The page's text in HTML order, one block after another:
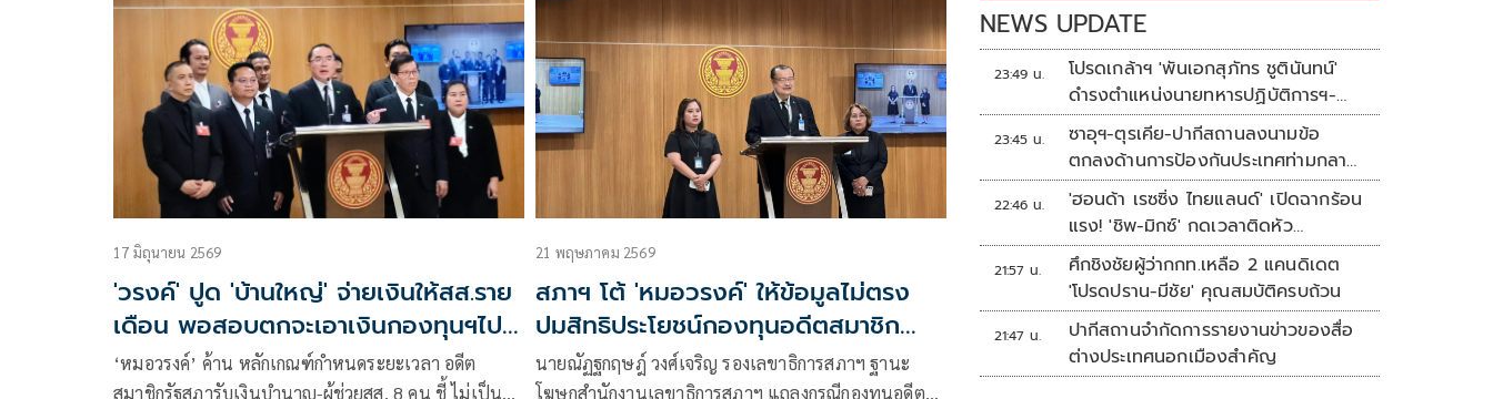
17 มิถุนายน 2569
'วรงค์' ปูด 'บ้านใหญ่' จ่ายเงินให้สส.ราย
เดือน พอสอบตกจะเอาเงินกองทุนฯไป
ดูแลแทน
‘หมอวรงค์’ ค้าน หลักเกณฑ์กำหนดระยะเวลา อดีต
สมาชิกรัฐสภารับเงินบำนาญ-ผู้ช่วยสส. 8 คน ชี้ ไม่เป็น
21 พฤษภาคม 2569
สภาฯ โต้ 'หมอวรงค์' ให้ข้อมูลไม่ตรง
ปมสิทธิประโยชน์กองทุนอดีตสมาชิก
รัฐสภา
นายณัฏฐกฤษฎ์ วงศ์เจริญ รองเลขาธิการสภาฯ ฐานะ
โฆษกสำนักงานเลขาธิการสภาฯ แถลงกรณีกองทุนอดีต
NEWS UPDATE
23:49 น.
โปรดเกล้าฯ 'พันเอกสุภัทร ชูตินันทน์'
ดำรงตำแหน่งนายทหารปฏิบัติการฯ-
พระราชทานยศ 'พลตรี'
23:45 น.
ซาอุฯ-ตุรเคีย-ปากีสถานลงนามข้อ
ตกลงด้านการป้องกันประเทศท่ามกลาง
สงครามในภูมิภาค
22:46 น.
'ฮอนด้า เรซซิ่ง ไทยแลนด์' เปิดฉากร้อน
แรง! 'ชิพ-มิกซ์' กดเวลาติดหัว
แถว ARRC สนาม 4 ที่มัลดาลิกา
21:57 น.
ศึกชิงชัยผู้ว่ากกท.เหลือ 2 แคนดิเดต
'โปรดปราน-มีชัย' คุณสมบัติครบถ้วน
21:47 น.
ปากีสถานจำกัดการรายงานข่าวของสื่อ
ต่างประเทศนอกเมืองสำคัญ